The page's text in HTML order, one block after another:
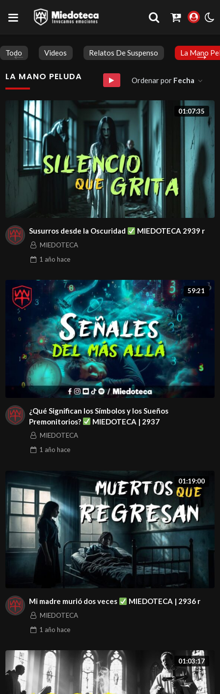
Todo Videos Relatos De Suspenso La Mano
LA MANO PELUDA Ordenar por Fecha
01:07:35
Susurros desde la Oscuridad MIEDOTECA 2939 r
MIEDOTECA
1 año hace
59:21
¿Qué Significan los Símbolos y los Sueños
Premonitorios?
MIEDOTECA | 2937
MIEDOTECA
1 año hace
01:19:00
Mi madre murió dos veces MIEDOTECA | 2936 r
MIEDOTECA
1 año hace
01:03:17